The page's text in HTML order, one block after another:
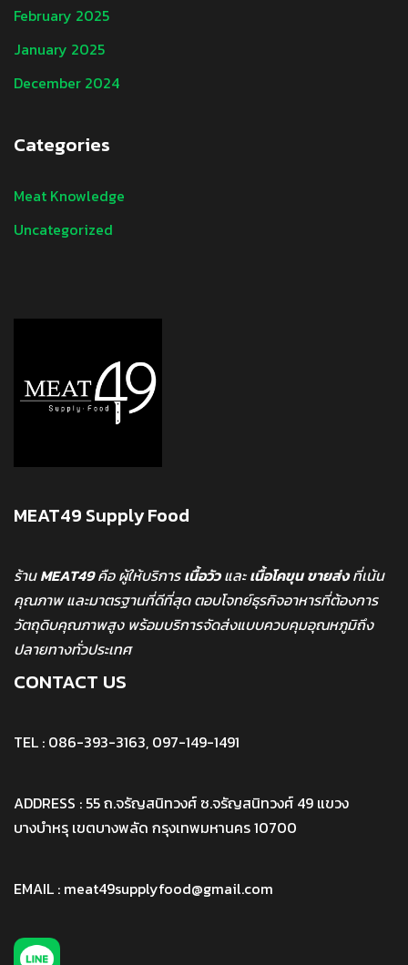
February 2025
January 2025
December 2024
Categories
Meat Knowledge
Uncategorized
MEAT49 Supply Food
ร้านMEAT49คือ ผู้ให้บริการเนื้อวัวและเนื้อโคขุน ขายส่งที่เน้น
คุณภาพ และมาตรฐานที่ดีที่สุด ตอบโจทย์ธุรกิจอาหารที่ต้องการ
วัตถุดิบคุณภาพสูง พร้อมบริการจัดส่งแบบควบคุมอุณหภูมิถึง
ปลายทางทั่วประเทศ
CONTACT US
TEL : 086-393-3163, 097-149-1491
ADDRESS : 55 ถ.จรัญสนิทวงศ์ ซ.จรัญสนิทวงศ์ 49 แขวง
บางบำหรุ เขตบางพลัด กรุงเทพมหานคร 10700
EMAIL : meat49supplyfood@gmail.com